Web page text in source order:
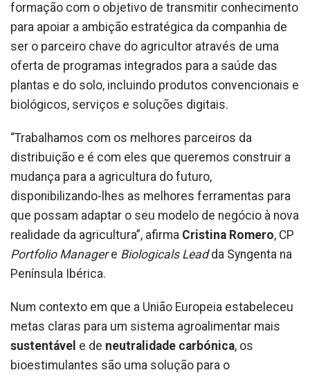
formação com o objetivo de transmitir conhecimento
para apoiar a ambição estratégica da companhia de
ser o parceiro chave do agricultor através de uma
oferta de programas integrados para a saúde das
plantas e do solo, incluindo produtos convencionais e
biológicos, serviços e soluções digitais.
“Trabalhamos com os melhores parceiros da
distribuição e é com eles que queremos construir a
mudança para a agricultura do futuro,
disponibilizando-lhes as melhores ferramentas para
que possam adaptar o seu modelo de negócio à nova
realidade da agricultura”, afirma Cristina Romero, CP
Portfolio Managere Biologicals Leadda Syngenta na
Península Ibérica.
Num contexto em que a União Europeia estabeleceu
metas claras para um sistema agroalimentar mais
sustentável e de neutralidade carbónica, os
bioestimulantes são uma solução para o